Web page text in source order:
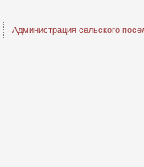
Администрация сельского